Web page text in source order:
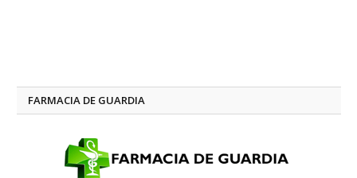
FARMACIA DE GUARDIA